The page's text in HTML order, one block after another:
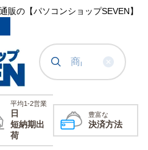
販の【パソコンショップSEVEN】
平均1-2営業
日
短納期出
荷
豊富な
決済方法